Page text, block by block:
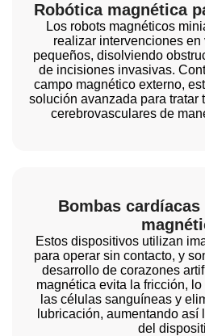
Robótica magnética
Los robots magnéticos
realizar intervenciones
pequeños, disolviendo
de incisiones invasivas.
campo magnético externo,
solución avanzada para tratar
cerebrovasculares de
Bombas
Estos dispositivos utilizan
para operar sin contacto, y
desarrollo de corazones
magnética evita la fricción,
las células sanguíneas y
lubricación, aumentando así
del